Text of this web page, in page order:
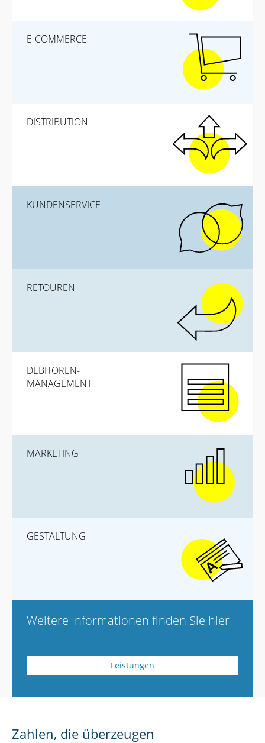
E-COMMERCE
DISTRIBUTION
KUNDENSERVICE
RETOUREN
DEBITOREN-
MANAGEMENT
MARKETING
GESTALTUNG
Weitere Informationen finden Sie hier
Leistungen
Zahlen, die überzeugen